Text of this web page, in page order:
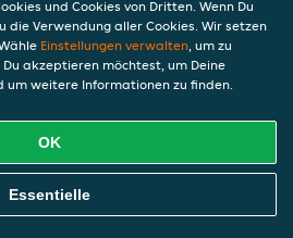
und Cookies von Dritten. Wenn Du
die Verwendung aller Cookies. Wir setzen
Einstellungen verwalten, um zu
akzeptieren möchtest, um Deine
um weitere Informationen zu finden.
OK
Essentielle